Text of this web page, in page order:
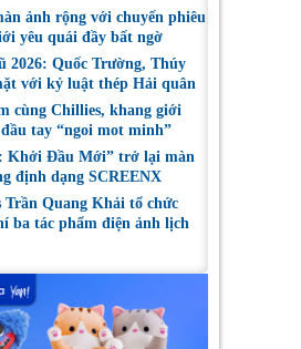
ảnh rộng với chuyến phiêu
yêu quái đầy bất ngờ
2026: Quốc Trường, Thúy
với kỷ luật thép Hải quân
cùng Chillies, khang giới
tay “ngoi mot minh”
Khởi Đầu Mới” trở lại màn
định dạng SCREENX
Trần Quang Khải tổ chức
ba tác phẩm điện ảnh lịch